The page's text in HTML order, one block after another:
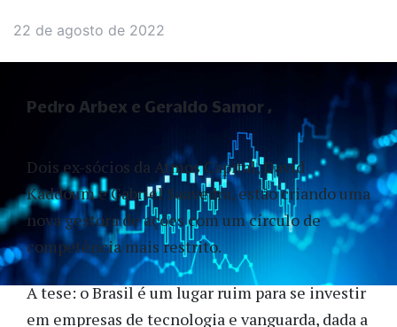
22 de agosto de 2022
Dois ex-sócios da Atmos Capital, David
Kaddoum e Gabriel Saavedra, estão criando uma
nova gestora de ações com um círculo de
competência mais restrito.
A tese: o Brasil é um lugar ruim para se investir
em empresas de tecnologia e vanguarda, dada a
Pedro Arbex e Geraldo Samor